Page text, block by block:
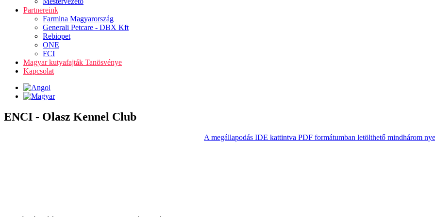
Partnereink
Farmina Magyarország
Generali Petcare - DBX Kft
Rebiopet
ONE
FCI
Magyar kutyafajták Tanösvénye
Kapcsolat
ENCI - Olasz Kennel Club
A megállapodás IDE kattintva PDF formátumban letölthető mindhárom